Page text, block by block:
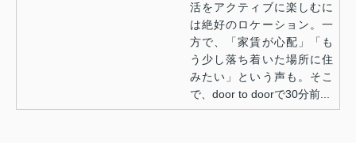
活をアクティブに楽しむに
は絶好のロケーション。一
方で、「家賃が心配」「も
う少し落ち着いた場所に住
みたい」という声も。そこ
で、door to doorで30分前...